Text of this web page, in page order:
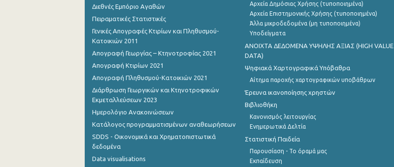
Διεθνές Εμπόριο Αγαθών
Πειραματικές Στατιστικές
Γενικές Απογραφές Κτιρίων και Πληθυσμού-
Κατοικιών 2011
Απογραφή Γεωργίας – Κτηνοτροφίας 2021
Απογραφή Κτιρίων 2021
Απογραφή Πληθυσμού-Κατοικιών 2021
Διάρθρωση Γεωργικών και Κτηνοτροφικών
Εκμεταλλεύσεων 2023
Ημερολόγιο Ανακοινώσεων
Κατάλογος προγραμματισμένων αναθεωρήσεων
SDDS - Οικονομικά και Χρηματοπιστωτικά
δεδομένα
Data visualisations
Αρχεία Δημόσιας Χρήσης (τυποποιημένα)
Αρχεία Επιστημονικής Χρήσης (τυποποιημένα)
Άλλα μικροδεδομένα (μη τυποποιημένα)
Υποδείγματα
ANOIXTA ΔΕΔΟΜΕΝΑ ΥΨΗΛΗΣ ΑΞΙΑΣ (HIGH VALUE
DATA)
Ψηφιακά Χαρτογραφικά Υπόβαθρα
Αίτημα παροχής χαρτογραφικών υποβάθρων
Έρευνα ικανοποίησης χρηστών
Βιβλιοθήκη
Κανονισμός λειτουργίας
Ενημερωτικά Δελτία
Στατιστική Παιδεία
Παρουσίαση - Το όραμά μας
Εκπαίδευση